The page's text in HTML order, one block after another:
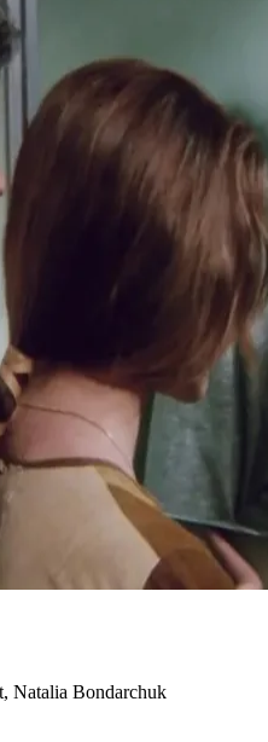
Natalia Bondarchuk